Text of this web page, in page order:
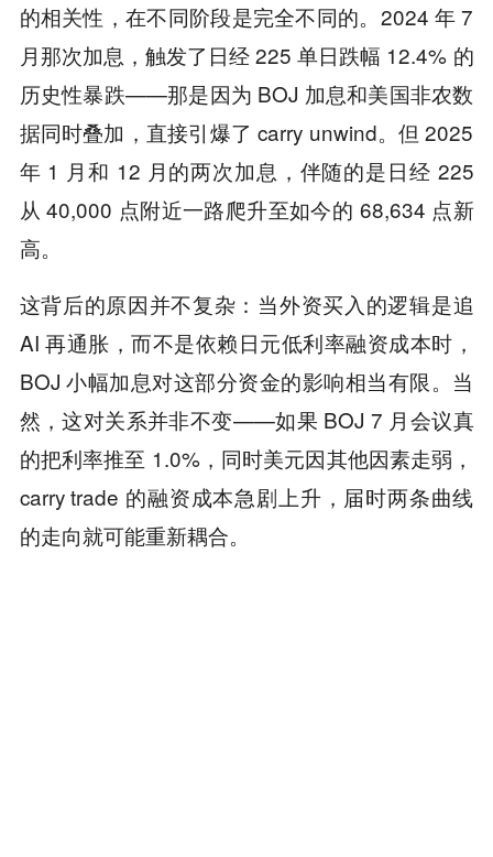
的相关性，在不同阶段是完全不同的。2024 年 7
月那次加息，触发了日经 225 单日跌幅 12.4% 的
历史性暴跌——那是因为 BOJ 加息和美国非农数
据同时叠加，直接引爆了 carry unwind。但 2025
年 1 月和 12 月的两次加息，伴随的是日经 225
从 40,000 点附近一路爬升至如今的 68,634 点新
高。
这背后的原因并不复杂：当外资买入的逻辑是追
AI 再通胀，而不是依赖日元低利率融资成本时，
BOJ 小幅加息对这部分资金的影响相当有限。当
然，这对关系并非不变——如果 BOJ 7 月会议真
的把利率推至 1.0%，同时美元因其他因素走弱，
carry trade 的融资成本急剧上升，届时两条曲线
的走向就可能重新耦合。